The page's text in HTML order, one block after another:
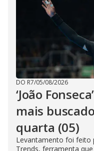
DO R7/05/08/2026
‘João
mais
quarta (05)
Levantamento foi feito
Trends, ferramenta